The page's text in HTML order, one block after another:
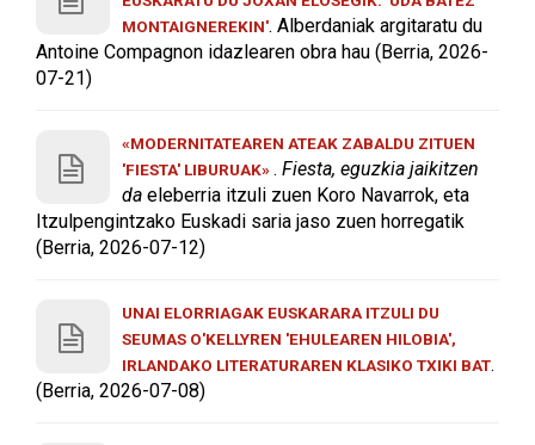
MONTAIGNEREKIN'. Alberdaniak argitaratu du
Antoine Compagnon idazlearen obra hau (Berria, 2026-
07-21)
«MODERNITATEAREN ATEAK ZABALDU ZITUEN
'FIESTA' LIBURUAK». Fiesta, eguzkia jaikitzen
da eleberria itzuli zuen Koro Navarrok, eta
Itzulpengintzako Euskadi saria jaso zuen horregatik
(Berria, 2026-07-12)
UNAI ELORRIAGAK EUSKARARA ITZULI DU
SEUMAS O'KELLYREN 'EHULEAREN HILOBIA',
IRLANDAKO LITERATURAREN KLASIKO TXIKI BAT.
(Berria, 2026-07-08)